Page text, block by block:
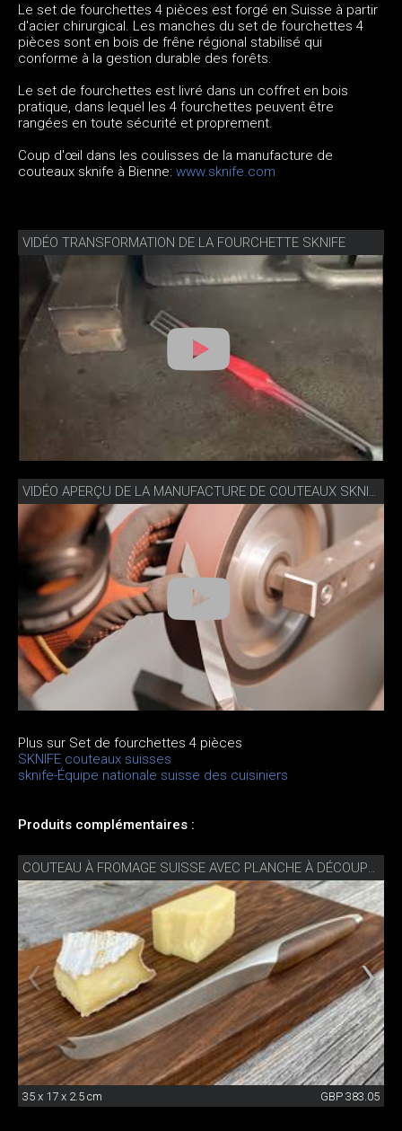
Le set de fourchettes 4 pièces est forgé en Suisse à partir
d'acier chirurgical. Les manches du set de fourchettes 4
pièces sont en bois de frêne régional stabilisé qui
conforme à la gestion durable des forêts.
Le set de fourchettes est livré dans un coffret en bois
pratique, dans lequel les 4 fourchettes peuvent être
rangées en toute sécurité et proprement.
Coup d'œil dans les coulisses de la manufacture de
couteaux sknife à Bienne: www.sknife.com
VIDÉO TRANSFORMATION DE LA FOURCHETTE SKNIFE
VIDÉO APERÇU DE LA MANUFACTURE DE COUTEAUX SKNIFE BIENNE
Plus sur Set de fourchettes 4 pièces
SKNIFE couteaux suisses
sknife-Équipe nationale suisse des cuisiniers
Produits complémentaires :
35 x 17 x 2.5 cm GBP 383.05